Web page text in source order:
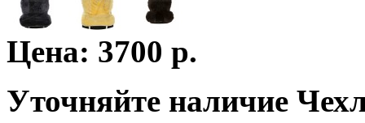
Цена: 3700 р.
Уточняйте наличие